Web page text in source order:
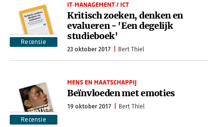
Recensie
IT-MANAGEMENT / ICT
Kritisch zoeken, denken en
evalueren - 'Een degelijk
studieboek'
23 oktober 2017 Bert Thiel
Recensie
MENS EN MAATSCHAPPIJ
Beïnvloeden met emoties
19 oktober 2017 Bert Thiel